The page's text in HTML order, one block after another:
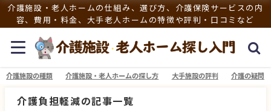
介護施設・老人ホームの仕組み、選び方、介護保険サービスの内
容、費用・料金、大手老人ホームの特徴や評判・口コミなど
介護施設の種類 介護施設・老人ホームの探し方 大手施設の評判 介護の疑問
介護負担軽減の記事一覧